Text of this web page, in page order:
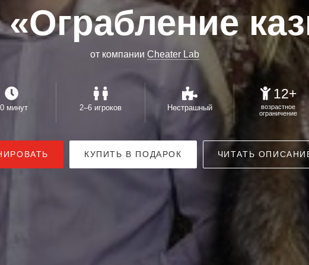
«Ограбление
от компании Cheater Lab
минут 2–6 игроков Нестрашный
12+
возрастное
ограничение
КУПИТЬ В ПОДАРОК ЧИТАТЬ